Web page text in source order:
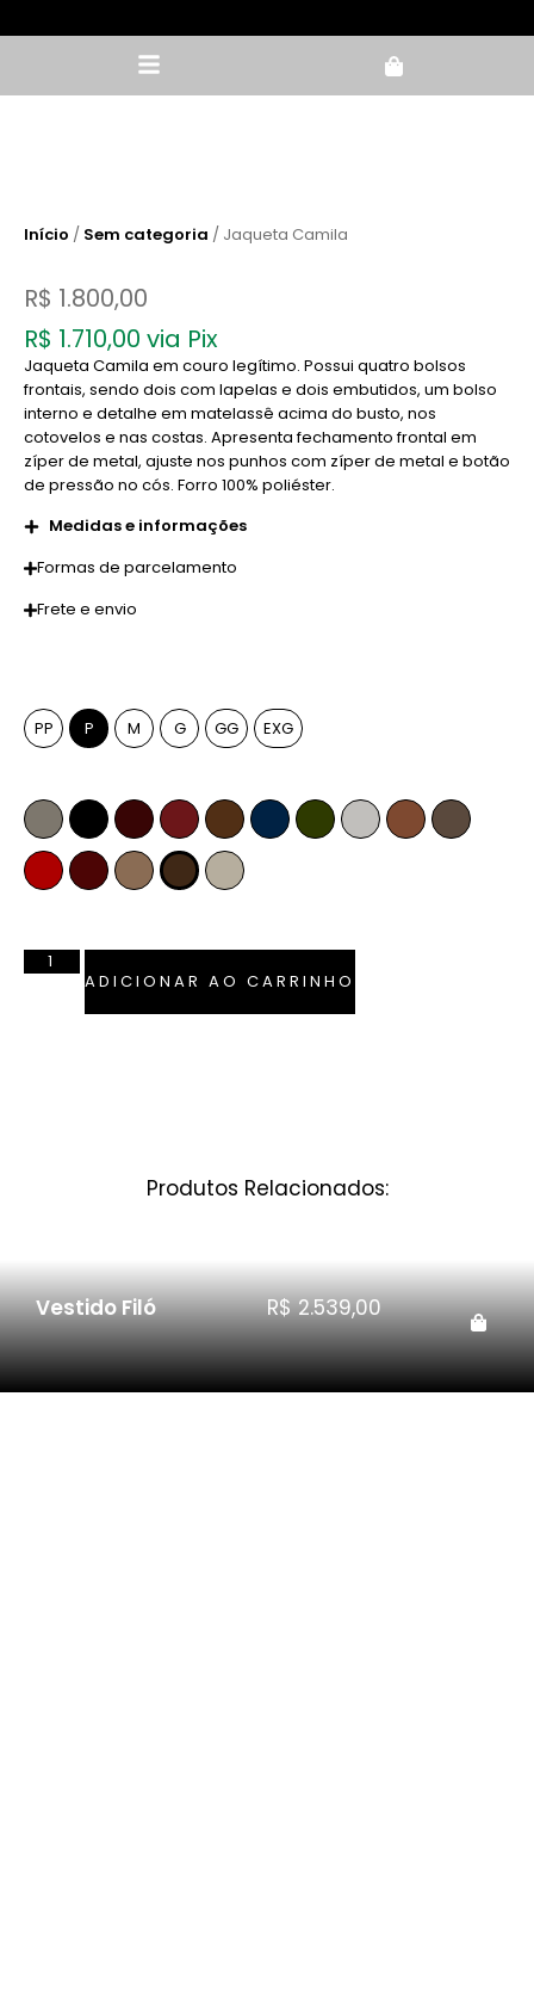
Início / Sem categoria / Jaqueta Camila
R$ 1.800,00
R$ 1.710,00 via Pix
Jaqueta Camila em couro legítimo. Possui quatro bolsos
frontais, sendo dois com lapelas e dois embutidos, um bolso
interno e detalhe em matelassê acima do busto, nos
cotovelos e nas costas. Apresenta fechamento frontal em
zíper de metal, ajuste nos punhos com zíper de metal e botão
de pressão no cós. Forro 100% poliéster.
Medidas e informações
Formas de parcelamento
Frete e envio
PP
P M G GG EXG
Fendi Preto Pinhão MarsalaWhiskeyAzul MarinhoVerde Musgo
Off-WhiteCarameloAnelina
Vermelho Ferrari
Bordô Camel Tabaco Pérola
ADICIONAR AO CARRINHO
Produtos Relacionados:
Vestido Filó R$2.539,00